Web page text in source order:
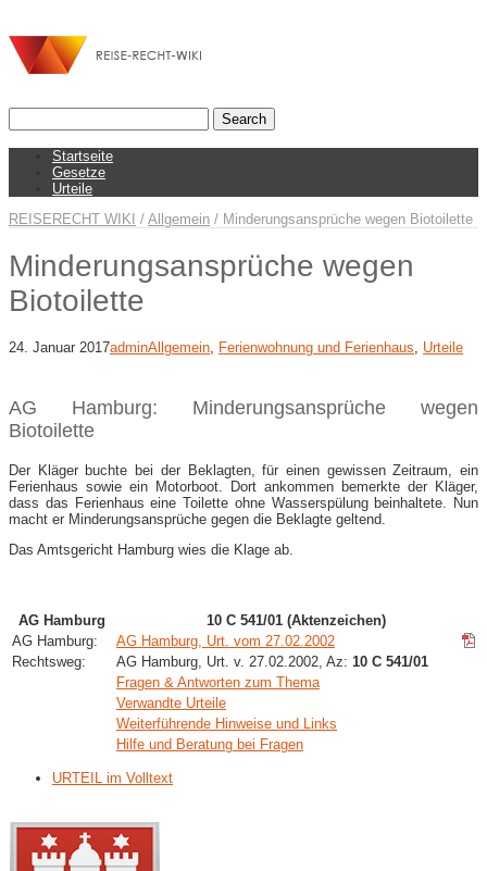
Startseite
Gesetze
Urteile
REISERECHT WIKI / Allgemein / Minderungsansprüche wegen Biotoilette
Minderungsansprüche wegen
Biotoilette
24. Januar 2017adminAllgemein Ferienwohnung und Ferienhaus Urteile
AG Hamburg: Minderungsansprüche wegen
Biotoilette
Der Kläger buchte bei der Beklagten, für einen gewissen Zeitraum, ein
Ferienhaus sowie ein Motorboot. Dort ankommen bemerkte der Kläger,
dass das Ferienhaus eine Toilette ohne Wasserspülung beinhaltete. Nun
macht er Minderungsansprüche gegen die Beklagte geltend.
Das Amtsgericht Hamburg wies die Klage ab.
AG Hamburg
10 C 541/01 (Aktenzeichen)
AG Hamburg:
AG Hamburg, Urt. vom 27.02.2002
Rechtsweg:
AG Hamburg, Urt. v. 27.02.2002, Az: 10 C 541/01
Fragen & Antworten zum Thema
Verwandte Urteile
Weiterführende Hinweise und Links
Hilfe und Beratung bei Fragen
URTEIL im Volltext